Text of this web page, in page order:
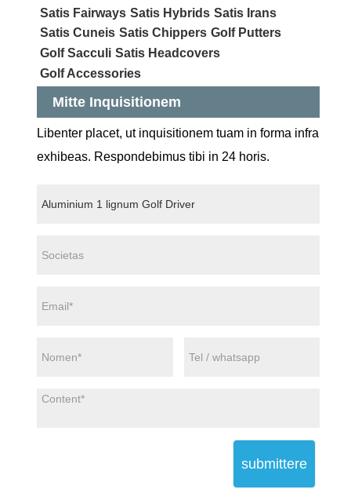
Satis Fairways Satis Hybrids Satis Irans
Satis Cuneis Satis Chippers Golf Putters
Golf Sacculi Satis Headcovers
Golf Accessories
Mitte Inquisitionem
Libenter placet, ut inquisitionem tuam in forma infra
exhibeas. Respondebimus tibi in 24 horis.
submittere